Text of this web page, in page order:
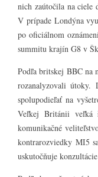
nich zaútočila na ciele
V prípade Londýna
po oficiálnom
summitu krajín G8 v
Podľa britskej BBC na
rozanalyzovali
spolupodieľať na
Veľkej Británii veľká
komunikačné
kontrarozviedky MI5
uskutočňuje